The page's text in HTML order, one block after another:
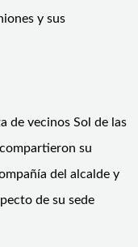
y sus
de vecinos Sol de las
su
del alcalde y
de su sede